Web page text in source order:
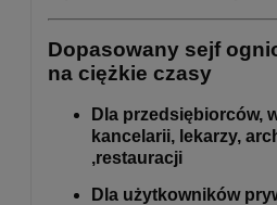
Dopasowany sejf
na ciężkie czasy
Dla przedsiębiorców,
kancelarii, lekarzy,
,restauracji
Dla użytkowników